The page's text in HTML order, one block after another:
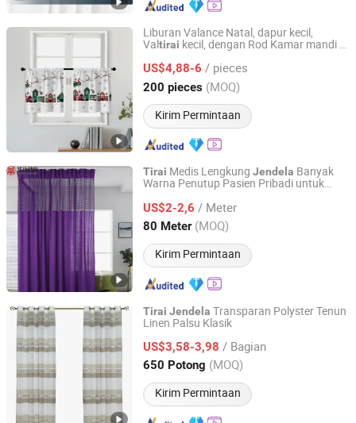
Liburan Valance Natal, dapur kecil,
Valtirai kecil, dengan Rod Kamar mandi di
untuk binatu
US$4,88-6 / pieces
200 pieces (MOQ)
Kirim Permintaan
Shaoxing City Xinlan Textile CO., LTD.
Zhejiang, China Harga mulai 2020
Tirai Medis Lengkung Jendela Banyak
Warna Penutup Pasien Pribadi untuk
US$2-2,6 / Meter
80 Meter (MOQ)
Kirim Permintaan
Huakang Medical Technology (Tianjin) Co., Ltd.
Tianjin, China Harga mulai 2023
Tirai Jendela Transparan Polyster Tenun
Linen Palsu Klasik
US$3,58-3,98 / Bagian
650 Potong (MOQ)
Kirim Permintaan
Shaoxing Honsam Textile Co., Ltd.
Zhejiang, China Harga mulai 2020